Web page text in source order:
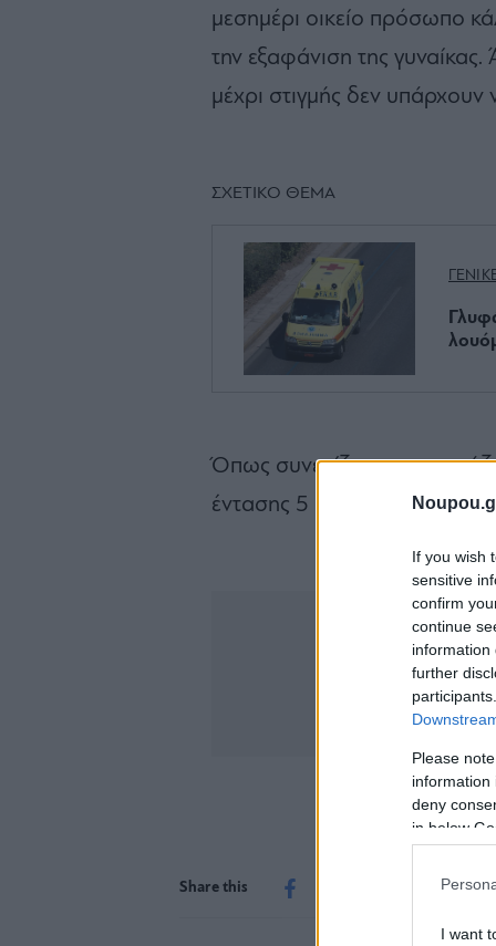
If you wish
sensitive
confirm
continue
information
further
Please
information
deny
in below
I want
μεσημέρι οικείο πρόσωπο
την εξαφάνιση της
μέχρι στιγμής δεν υπάρχουν
ΣΧΕΤΙΚΟ ΘΕΜΑ
Όπως συνεχίζει το
έντασης 5 μποφόρ.
Share this